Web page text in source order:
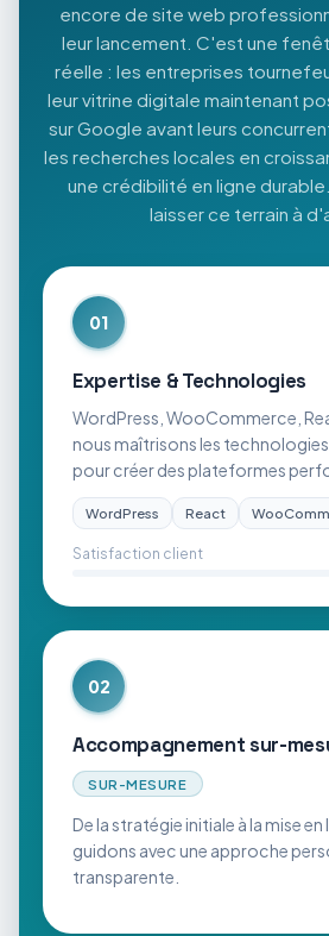
encore de site web
leur lancement. C'est une
réelle : les entreprises
leur vitrine digitale maintenant
sur Google avant leurs
les recherches locales en
une crédibilité en ligne
laisser ce terrain à
01
Expertise & Technologies
WordPress, WooCommerce,
nous maîtrisons les technologies
pour créer des plateformes
WordPress React
Satisfaction client
02
Accompagnement sur-
SUR-MESURE
De la stratégie initiale à la mise
guidons avec une approche
transparente.